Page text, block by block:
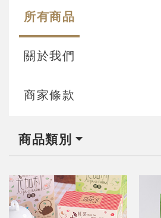
所有商品
關於我們
商家條款
商品類別